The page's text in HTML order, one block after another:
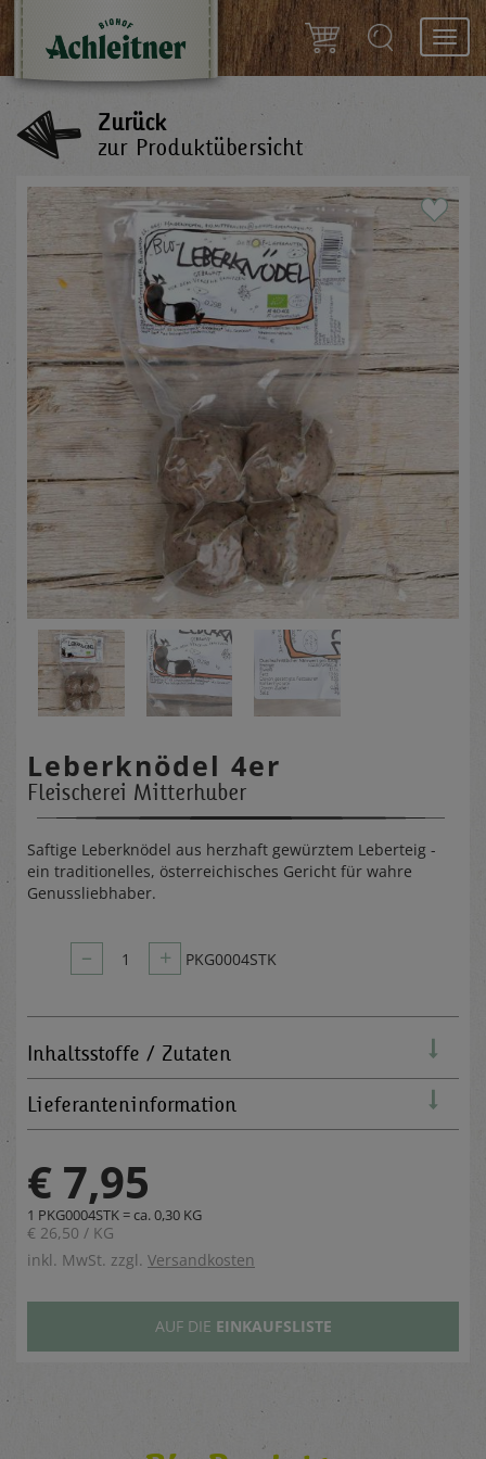
Zurück
zur Produktübersicht
Leberknödel 4er
Fleischerei Mitterhuber
Saftige Leberknödel aus herzhaft gewürztem Leberteig -
ein traditionelles, österreichisches Gericht für wahre
Genussliebhaber.
– 1 + PKG0004STK
Inhaltsstoffe / Zutaten
Lieferanteninformation
€ 7,95
1 PKG0004STK = ca. 0,30 KG
€ 26,50 / KG
inkl. MwSt. zzgl. Versandkosten
AUF DIE EINKAUFSLISTE